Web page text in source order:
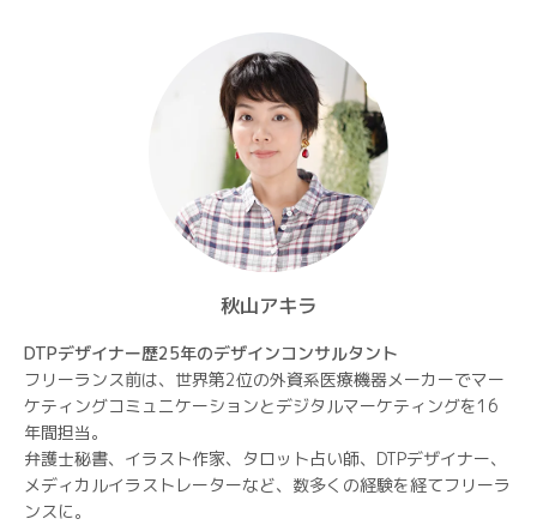
秋山アキラ
DTPデザイナー歴25年のデザインコンサルタント
フリーランス前は、世界第2位の外資系医療機器メーカーでマー
ケティングコミュニケーションとデジタルマーケティングを16
年間担当。
弁護士秘書、イラスト作家、タロット占い師、DTPデザイナー、
メディカルイラストレーターなど、数多くの経験を経てフリーラ
ンスに。